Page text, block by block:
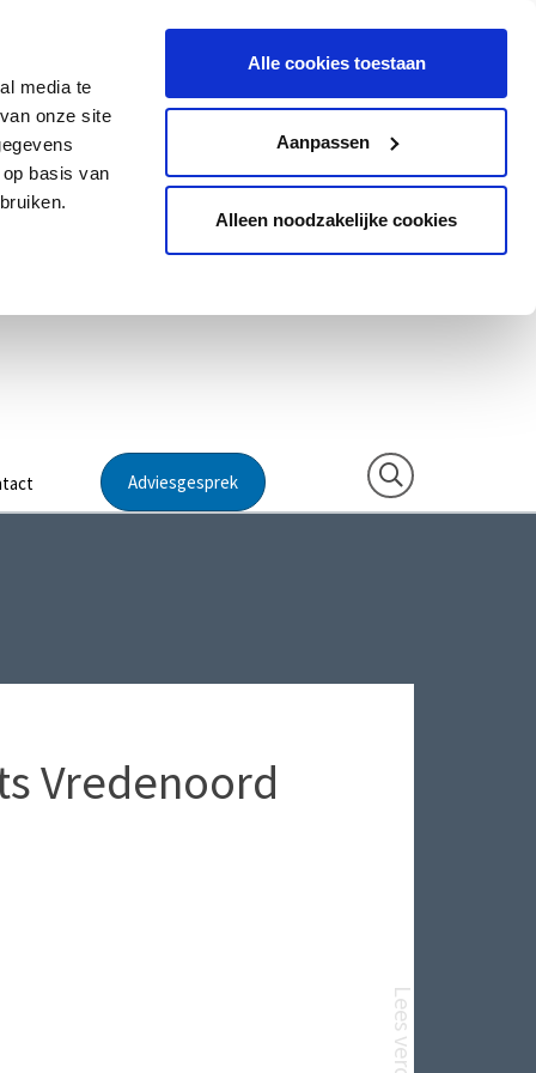
media te
onze site
basis van
Alle cookies toestaan
Aanpassen
Alleen noodzakelijke cookies
Adviesgesprek
Vredenoord
Lees verder